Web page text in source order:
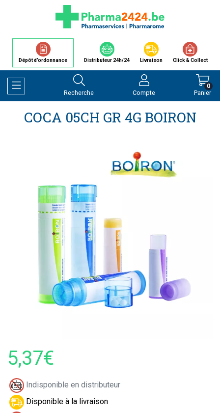
Dépôt d’ordonnance Distributeur 24h/24 Livraison Click & Collect
Afficher la navigation
Recherche Compte Panier
0
COCA 05CH GR 4G BOIRON
5,37€
Indisponible en distributeur
Disponible à la livraison